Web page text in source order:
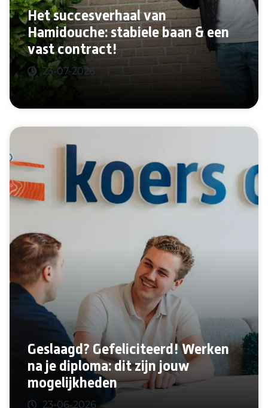
Het succesverhaal van
Hamidouche: stabiele baan & een
vast contract!
23-07-2026
Geslaagd? Gefeliciteerd! Werken
na je diploma: dit zijn jouw
mogelijkheden
23-06-2026